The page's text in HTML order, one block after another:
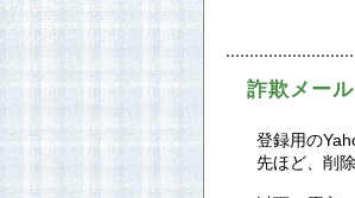
詐欺メール
登録用の
先ほど、削